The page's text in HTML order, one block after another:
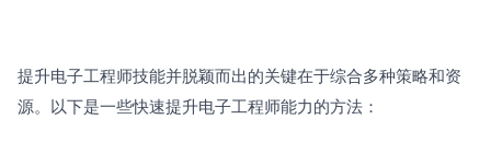
提升电子工程师技能并脱颖而出的关键在于综合多种策略和资
源。以下是一些快速提升电子工程师能力的方法：